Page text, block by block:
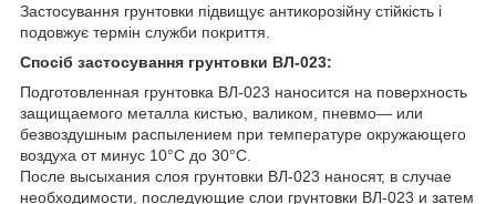
Застосування грунтовки підвищує антикорозійну стійкість і
подовжує термін служби покриття.
Спосіб застосування грунтовки ВЛ-023:
Подготовленная грунтовка ВЛ-023 наносится на поверхность
защищаемого металла кистью, валиком, пневмо— или
безвоздушным распылением при температуре окружающего
воздуха от минус 10°С до 30°С.
После высыхания слоя грунтовки ВЛ-023 наносят, в случае
необходимости, последующие слои грунтовки ВЛ-023 и затем